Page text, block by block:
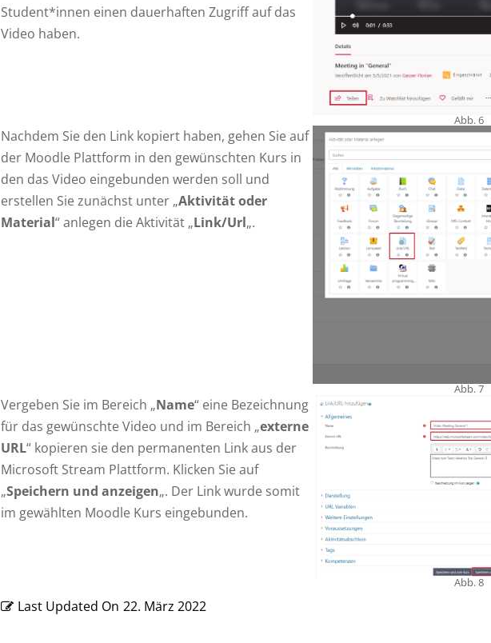
Student*innen einen dauerhaften Zugriff auf das
Video haben.
Abb. 6
Nachdem Sie den Link kopiert haben, gehen Sie auf
der Moodle Plattform in den gewünschten Kurs in
den das Video eingebunden werden soll und
erstellen Sie zunächst unter „Aktivität oder
Material“ anlegen die Aktivität „Link/Url„.
Abb. 7
Vergeben Sie im Bereich „Name“ eine Bezeichnung
für das gewünschte Video und im Bereich „externe
URL“ kopieren sie den permanenten Link aus der
Microsoft Stream Plattform. Klicken Sie auf
„Speichern und anzeigen„. Der Link wurde somit
im gewählten Moodle Kurs eingebunden.
Abb. 8
Last Updated On 22. März 2022